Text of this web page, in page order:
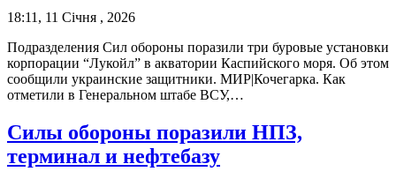
18:11, 11 Січня , 2026
Подразделения Сил обороны поразили три буровые установки
корпорации “Лукойл” в акватории Каспийского моря. Об этом
сообщили украинские защитники. МИР|Кочегарка. Как
отметили в Генеральном штабе ВСУ,…
Силы обороны поразили НПЗ,
терминал и нефтебазу